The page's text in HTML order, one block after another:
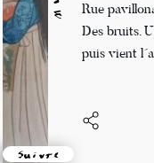
Suivre
Rue
Des bruits.
puis vient